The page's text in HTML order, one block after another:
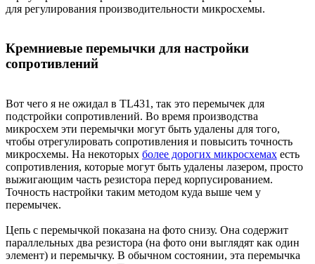
для регулирования производительности микросхемы.
Кремниевые перемычки для настройки
сопротивлений
Вот чего я не ожидал в TL431, так это перемычек для
подстройки сопротивлений. Во время производства
микросхем эти перемычки могут быть удалены для того,
чтобы отрегулировать сопротивления и повысить точность
микросхемы. На некоторых более дорогих микросхемах есть
сопротивления, которые могут быть удалены лазером, просто
выжигающим часть резистора перед корпусированием.
Точность настройки таким методом куда выше чем у
перемычек.
Цепь с перемычкой показана на фото снизу. Она содержит
параллельных два резистора (на фото они выглядят как один
элемент) и перемычку. В обычном состоянии, эта перемычка